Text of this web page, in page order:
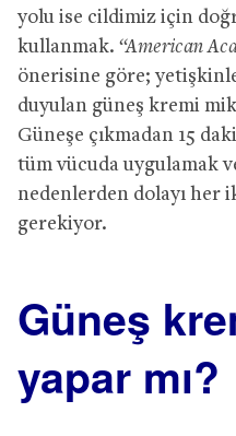
yolu ise cildimiz için
kullanmak. “American
önerisine göre;
duyulan güneş kremi
Güneşe çıkmadan 15
tüm vücuda uygulamak
nedenlerden dolayı her
gerekiyor.
Güneş
yapar mı?